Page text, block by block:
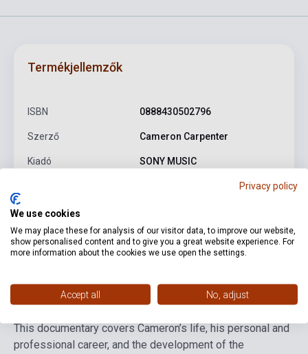
Termékjellemzők
ISBN 0888430502796
Szerző Cameron Carpenter
Kiadó SONY MUSIC
Formátum
Nyelv -
Részletes leírás Kapcsolódó linkek Vélemények
This documentary covers Cameron’s life, his personal and
professional career, and the development of the
Privacy policy
We use cookies
We may place these for analysis of our visitor data, to improve our website,
show personalised content and to give you a great website experience. For
more information about the cookies we use open the settings.
Accept all No, adjust